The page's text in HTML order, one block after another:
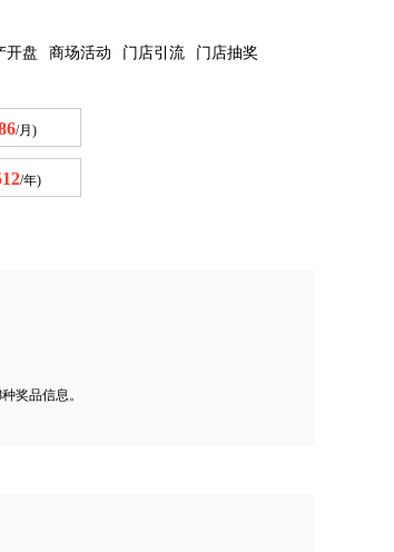
开盘 商场活动 门店引流 门店抽奖
/月)
/年)
奖品信息。